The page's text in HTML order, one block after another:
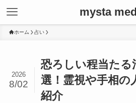
mysta
ホーム 占い
恐ろしい程当たる
選！霊視や手相の
紹介
2026
8/02